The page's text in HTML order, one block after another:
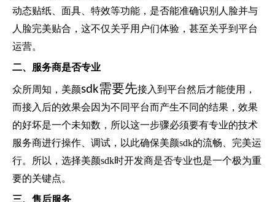
动态贴纸、面具、特效等功能，是否能准确识别人脸并与
人脸完美贴合，这不仅关乎用户们体验，甚至关乎到平台
运营。
二、 服务商是否专业
众所周知，美颜sdk需要先接入到平台然后才能使用，
而接入后的效果会因为不同平台而产生不同的结果，效果
的好坏是一个未知数，所以这一步骤必须要有专业的技术
服务商进行操作、调试，以此确保美颜sdk的流畅、完美运
行。所以，选择美颜sdk时开发商是否专业也是一个极为重
要的关键点。
三、 售后服务